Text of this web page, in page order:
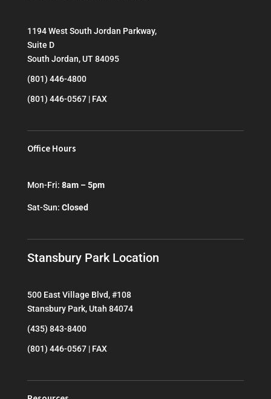
1194 West South Jordan Parkway,
Suite D
South Jordan, UT 84095
(801) 446-4800
(801) 446-0567 | FAX
Office Hours
Mon-Fri: 8am – 5pm
Sat-Sun: Closed
Stansbury Park Location
500 East Village Blvd, #108
Stansbury Park, Utah 84074
(435) 843-8400
(801) 446-0567 | FAX